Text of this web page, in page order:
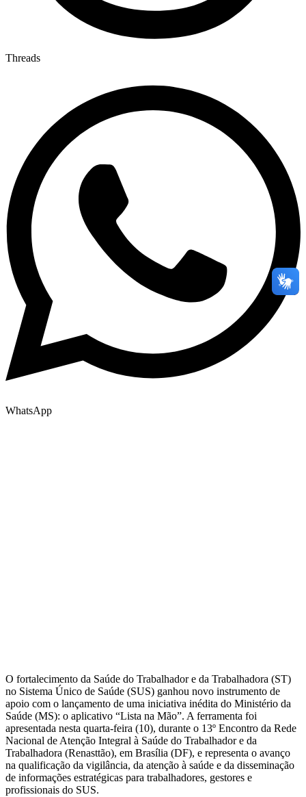
Threads
WhatsApp
O fortalecimento da Saúde do Trabalhador e da Trabalhadora (ST)
no Sistema Único de Saúde (SUS) ganhou novo instrumento de
apoio com o lançamento de uma iniciativa inédita do Ministério da
Saúde (MS): o aplicativo “Lista na Mão”. A ferramenta foi
apresentada nesta quarta-feira (10), durante o 13º Encontro da Rede
Nacional de Atenção Integral à Saúde do Trabalhador e da
Trabalhadora (Renasttão), em Brasília (DF), e representa o avanço
na qualificação da vigilância, da atenção à saúde e da disseminação
de informações estratégicas para trabalhadores, gestores e
profissionais do SUS.